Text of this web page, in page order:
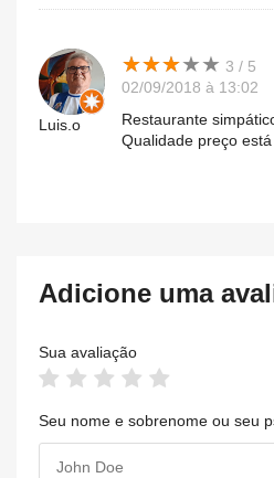
Luis.o
★★★★★
★★★★★ 3 / 5
02/09/2018 à 13:02
Restaurante
Qualidade preço está
Adicione uma
Sua avaliação
Seu nome e sobrenome ou seu